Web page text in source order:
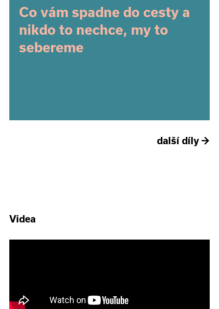
Co vám spadne do cesty a
nikdo to nechce, my to
sebereme
další díly →
Videa